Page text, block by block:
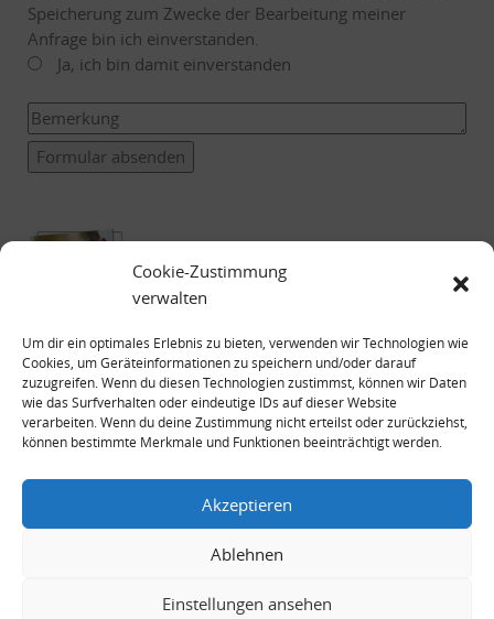
Cookie-Zustimmung
verwalten
Um dir ein optimales Erlebnis zu bieten, verwenden wir Technologien wie
Cookies, um Geräteinformationen zu speichern und/oder darauf
zuzugreifen. Wenn du diesen Technologien zustimmst, können wir Daten
wie das Surfverhalten oder eindeutige IDs auf dieser Website
verarbeiten. Wenn du deine Zustimmung nicht erteilst oder zurückziehst,
können bestimmte Merkmale und Funktionen beeinträchtigt werden.
Akzeptieren
Ablehnen
Einstellungen ansehen
Speicherung zum Zwecke der Bearbeitung meiner
Anfrage bin ich einverstanden.
Ja, ich bin damit einverstanden
Formular absenden
Datenschutzerklärung